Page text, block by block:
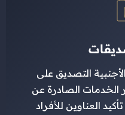
التصديق على
الخدمات الصادرة عن
العناوين للأفراد